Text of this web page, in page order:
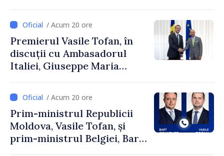
Uygar Mustafa Sertel
/ Acum 20 ore
Premierul Vasile Tofan, în
discuții cu Ambasadorul
Italiei, Giuseppe Maria
/ Acum 20 ore
Prim-ministrul Republicii
Moldova, Vasile Tofan, și
prim-ministrul Belgiei, Bart